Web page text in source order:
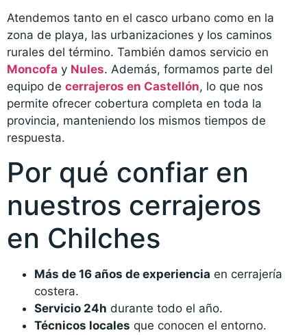
Atendemos tanto en el casco urbano como en la
zona de playa, las urbanizaciones y los caminos
rurales del término. También damos servicio en
Moncofa y Nules. Además, formamos parte del
equipo de cerrajeros en Castellón, lo que nos
permite ofrecer cobertura completa en toda la
provincia, manteniendo los mismos tiempos de
respuesta.
Por qué confiar en
nuestros cerrajeros
en Chilches
Más de 16 años de experiencia en cerrajería
costera.
Servicio 24h durante todo el año.
Técnicos locales que conocen el entorno.